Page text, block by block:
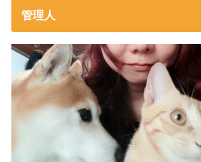
管理人